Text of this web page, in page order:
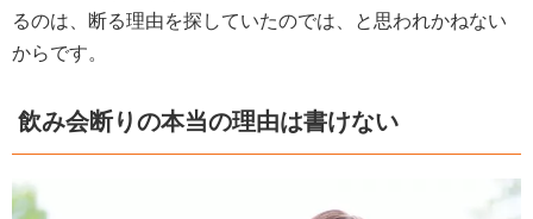
るのは、断る理由を探していたのでは、と思われかねない
からです。
飲み会断りの本当の理由は書けない